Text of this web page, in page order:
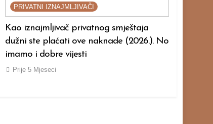
PRIVATNI IZNAJMLJIVAČI
Kao iznajmljivač privatnog smještaja
dužni ste plaćati ove naknade (2026.). No
imamo i dobre vijesti
Prije 5 Mjeseci